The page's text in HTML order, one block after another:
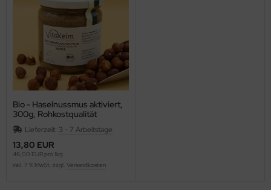
Bio - Haselnussmus aktiviert,
300g, Rohkostqualität
Lieferzeit: 3 - 7 Arbeitstage
13,80 EUR
46,00 EUR pro 1kg
inkl. 7 % MwSt. zzgl. Versandkosten